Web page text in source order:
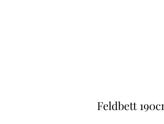
Feldbett